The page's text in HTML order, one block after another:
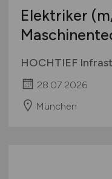
Elektriker
HOCHTIEF
28.07.2026
München